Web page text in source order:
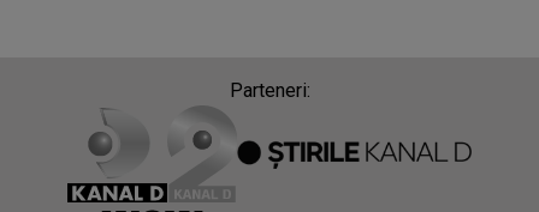
Parteneri: